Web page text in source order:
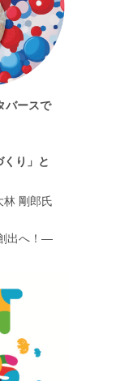
ポートができま
一人取り残さな
す。
ディ」の参加者
紙は こちら
ためのコミュニ
て、『やっかいな
郎編著、世界思想
バースで
くり」と
林 剛郎氏
出へ！―